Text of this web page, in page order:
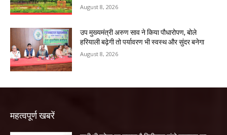
August 8, 2026
उप मुख्यमंत्री अरुण साव ने किया पौधारोपण, बोले
हरियाली बढ़ेगी तो पर्यावरण भी स्वस्थ और सुंदर बनेगा
August 8, 2026
महत्वपूर्ण खबरें